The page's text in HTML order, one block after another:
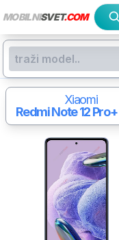
MOBILNISVET.COM
Xiaomi
Redmi Note 12 Pro+